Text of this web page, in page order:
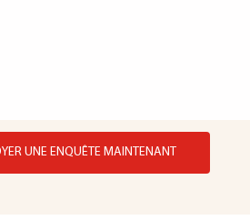
UNE ENQUÊTE MAINTENANT